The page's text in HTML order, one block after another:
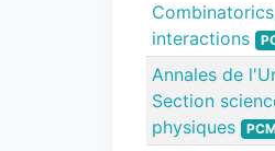
interactions
Annales de
Section
physiques